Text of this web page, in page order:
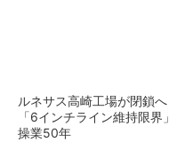
ルネサス高崎工場が閉鎖へ
「6インチライン維持限界」
操業50年